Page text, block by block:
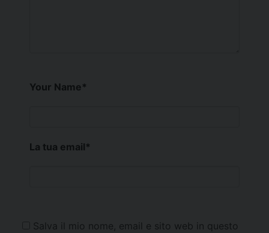
Your Name*
La tua email*
Salva il mio nome, email e sito web in questo